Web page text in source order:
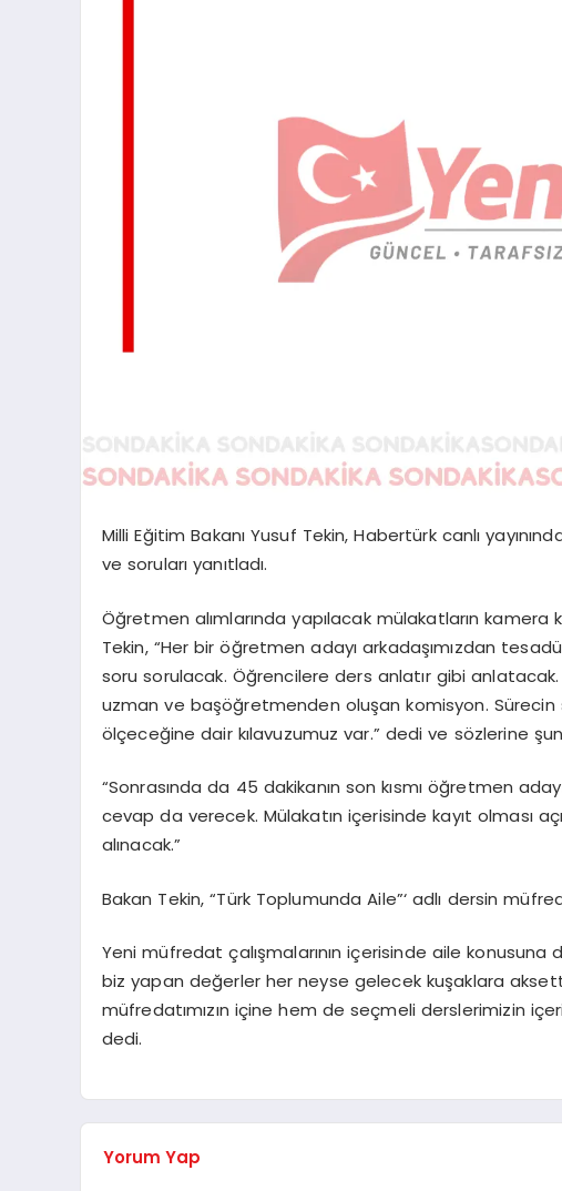
Milli Eğitim Bakanı Yusuf Tekin, Habertürk canlı
ve soruları yanıtladı.
Öğretmen alımlarında yapılacak mülakatların kamera
Tekin, “Her bir öğretmen adayı arkadaşımızdan
soru sorulacak. Öğrencilere ders anlatır gibi anlatacak.
uzman ve başöğretmenden oluşan komisyon. Sürecin
ölçeceğine dair kılavuzumuz var.” dedi ve sözlerine
“Sonrasında da 45 dakikanın son kısmı öğretmen
cevap da verecek. Mülakatın içerisinde kayıt olması
alınacak.”
Bakan Tekin, “Türk Toplumunda Aile”‘ adlı dersin
Yeni müfredat çalışmalarının içerisinde aile
biz yapan değerler her neyse gelecek kuşaklara
müfredatımızın içine hem de seçmeli derslerimizin
dedi.
Yorum Yap